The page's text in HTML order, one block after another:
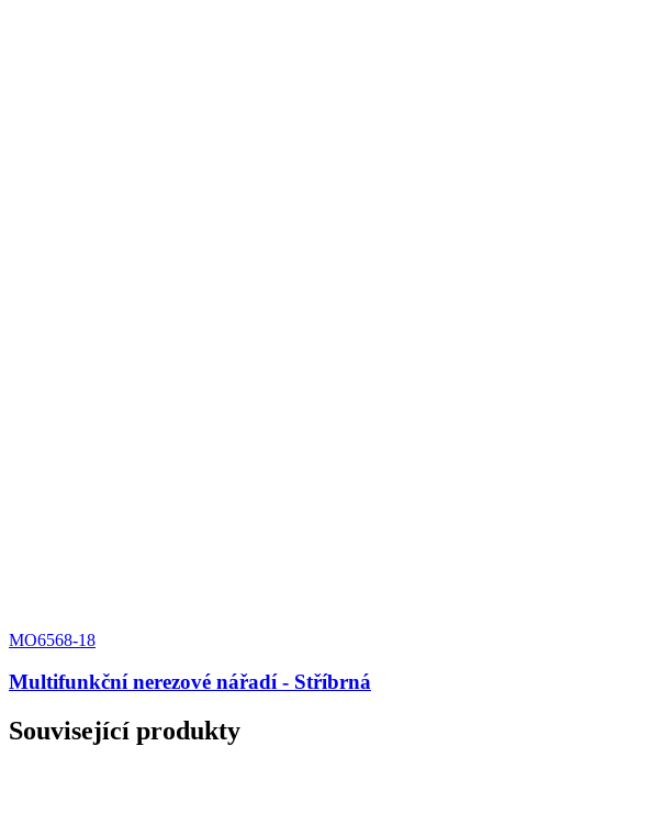
MO6568-18
Multifunkční nerezové nářadí - Stříbrná
Související produkty